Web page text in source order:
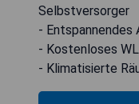
Selbstversorger
- Entspannendes
- Kostenloses
- Klimatisierte